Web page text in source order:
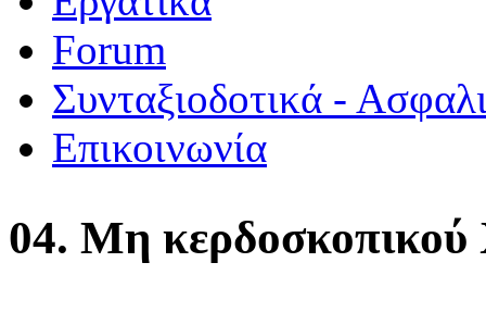
Forum
Συνταξιοδοτικά -
Επικοινωνία
04. Μη